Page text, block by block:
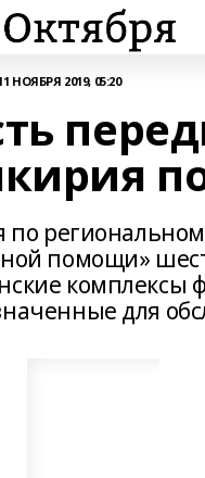
НОЯБРЯ 2019, 05:20
по
помощи»
комплексы
для